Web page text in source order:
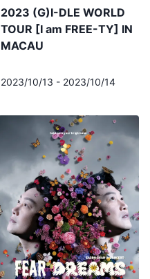
2023 (G)I-DLE WORLD
TOUR [I am FREE-TY] IN
MACAU
2023/10/13 - 2023/10/14